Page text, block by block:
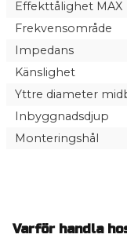
Effekttålighet MAX
Frekvensområde
Impedans
Känslighet
Yttre diameter
Inbyggnadsdjup
Monteringshål
Varför handla